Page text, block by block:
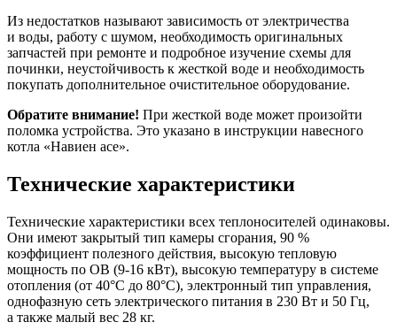
Из недостатков называют зависимость от электричества
и воды, работу с шумом, необходимость оригинальных
запчастей при ремонте и подробное изучение схемы для
починки, неустойчивость к жесткой воде и необходимость
покупать дополнительное очистительное оборудование.
Обратите внимание! При жесткой воде может произойти
поломка устройства. Это указано в инструкции навесного
котла «Навиен асе».
Технические характеристики
Технические характеристики всех теплоносителей одинаковы.
Они имеют закрытый тип камеры сгорания, 90 %
коэффициент полезного действия, высокую тепловую
мощность по ОВ (9-16 кВт), высокую температуру в системе
отопления (от 40°С до 80°С), электронный тип управления,
однофазную сеть электрического питания в 230 Вт и 50 Гц,
а также малый вес 28 кг.